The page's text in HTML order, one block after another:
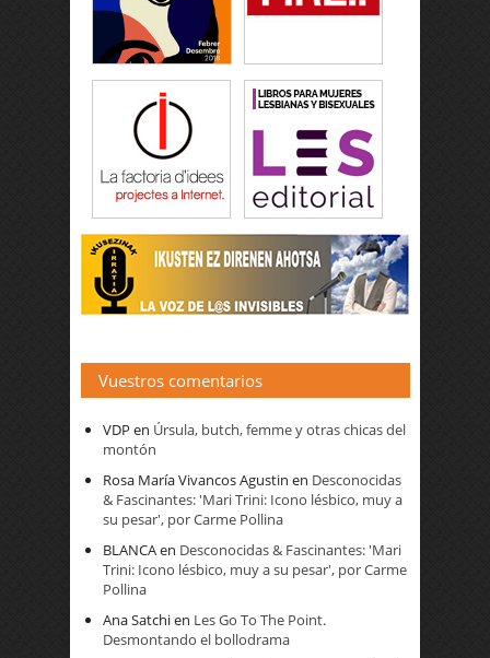
Vuestros comentarios
VDP en Úrsula, butch, femme y otras chicas del
montón
Rosa María Vivancos Agustin en Desconocidas
& Fascinantes: 'Mari Trini: Icono lésbico, muy a
su pesar', por Carme Pollina
BLANCAen Desconocidas & Fascinantes: 'Mari
Trini: Icono lésbico, muy a su pesar', por Carme
Pollina
Ana Satchien Les Go To The Point.
Desmontando el bollodrama